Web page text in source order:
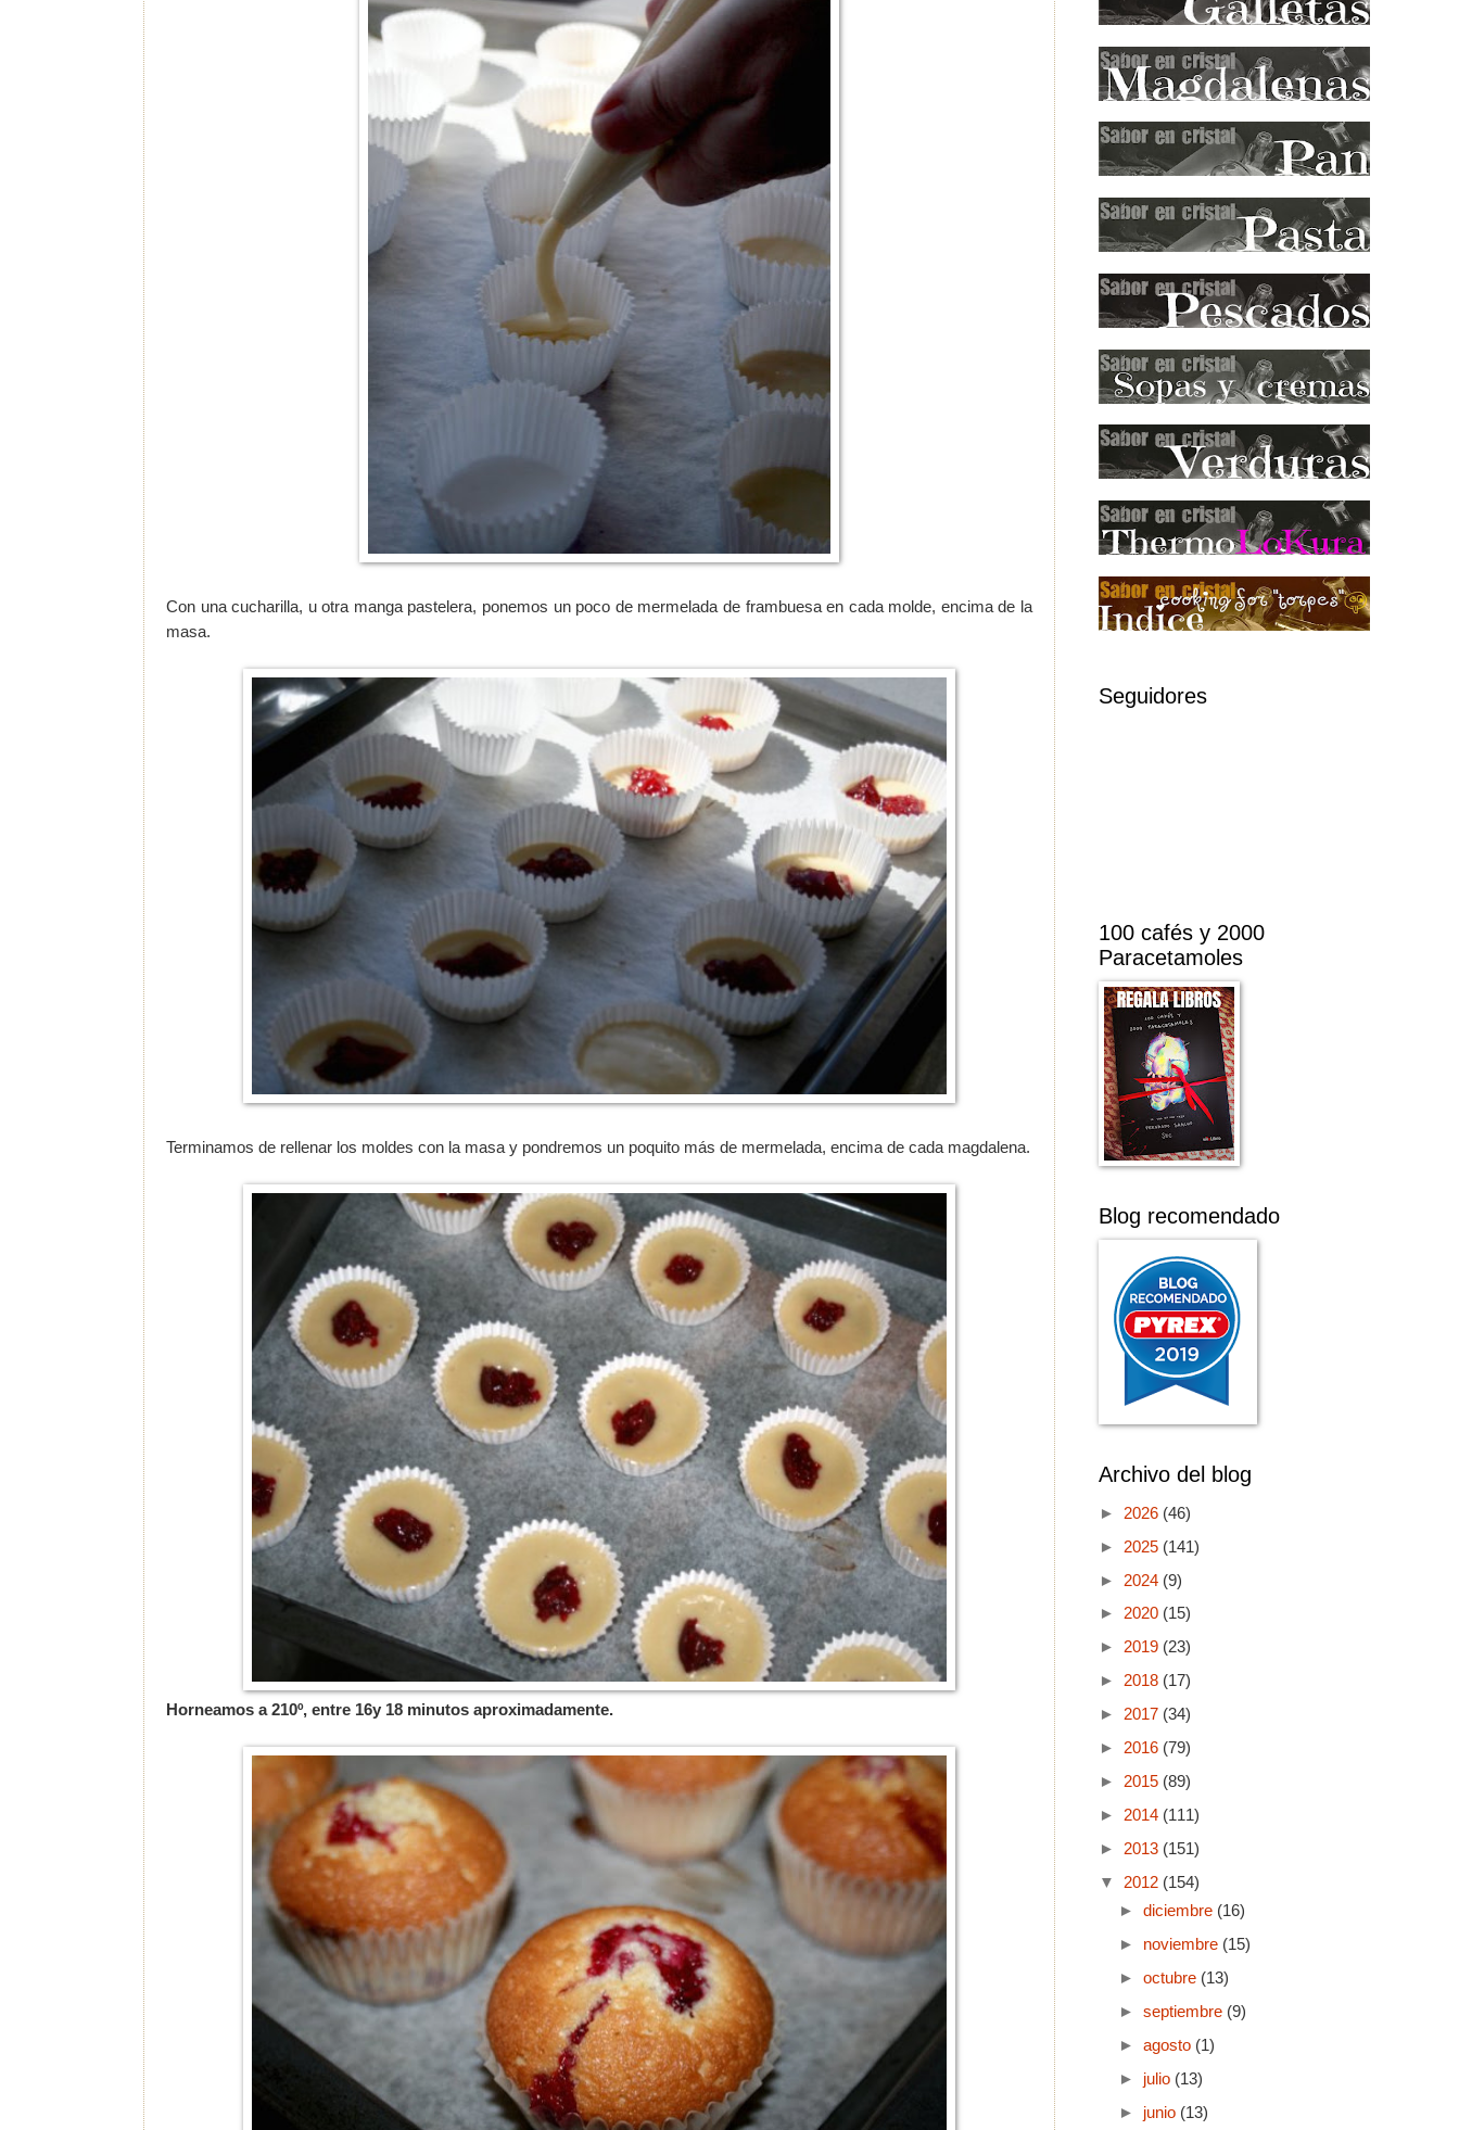
Con una cucharilla, u otra manga pastelera, ponemos un poco de mermelada de frambuesa en cada molde, encima de la
masa.
Terminamos de rellenar los moldes con la masa y pondremos un poquito más de mermelada, encima de cada magdalena.
Horneamos a 210º, entre 16y 18 minutos aproximadamente.
Seguidores
100 cafés y 2000
Paracetamoles
Blog recomendado
Archivo del blog
► 2026 (46)
► 2025 (141)
► 2024 (9)
► 2020 (15)
► 2019 (23)
► 2018 (17)
► 2017 (34)
► 2016 (79)
► 2015 (89)
► 2014 (111)
► 2013 (151)
▼ 2012 (154)
► diciembre (16)
► noviembre (15)
► octubre (13)
► septiembre (9)
► agosto (1)
► julio (13)
► junio (13)